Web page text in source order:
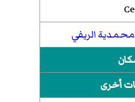
الريفي
أخرى